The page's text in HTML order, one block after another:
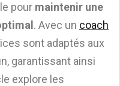
pour maintenir une
. Avec un coach
sont adaptés aux
garantissant ainsi
explore les